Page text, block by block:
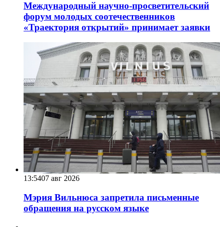
Международный научно-просветительский
форум молодых соотечественников
«Траектория открытий» принимает заявки
13:5407 авг 2026
Мэрия Вильнюса запретила письменные
обращения на русском языке